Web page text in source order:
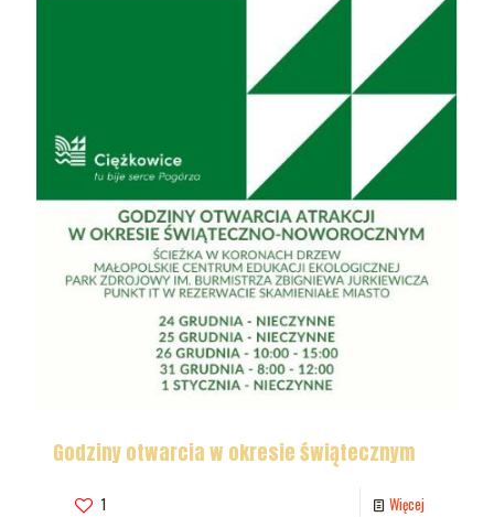
Godziny otwarcia w okresie świątecznym
1 Więcej